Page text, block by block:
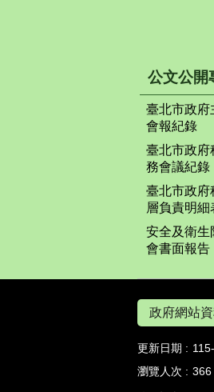
公文公開
臺北市政府
會報紀錄
臺北市政府
務會議紀錄
臺北市政府
層負責明細
安全及衛生
會書面報告
政府網站
更新日期
瀏覽人次
366